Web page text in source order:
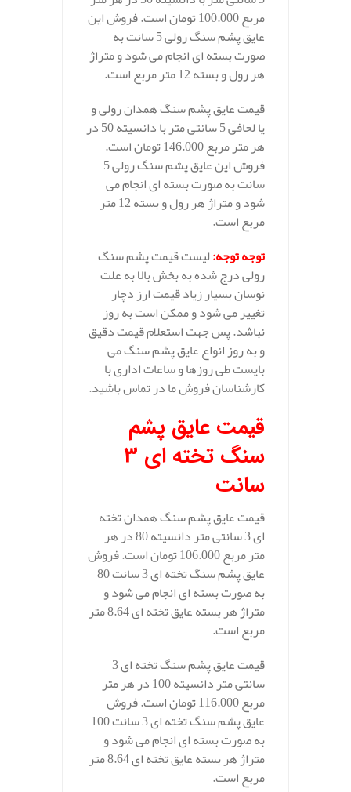
مربع 100.000 تومان است. فروش این
عایق پشم سنگ رولی 5 سانت به
صورت بسته ای انجام می شود و متراژ
هر رول و بسته 12 متر مربع است.
قیمت عایق پشم سنگ همدان رولی و
یا لحافی 5 سانتی متر با دانسیته 50 در
هر متر مربع 146.000 تومان است.
فروش این عایق پشم سنگ رولی 5
سانت به صورت بسته ای انجام می
شود و متراژ هر رول و بسته 12 متر
مربع است.
توجه توجه:لیست قیمت پشم سنگ
رولی درج شده به بخش بالا به علت
نوسان بسیار زیاد قیمت ارز دچار
تغییر می شود و ممکن است به روز
نباشد. پس جهت استعلام قیمت دقیق
و به روز انواع عایق پشم سنگ می
بایست طی روزها و ساعات اداری با
کارشناسان فروش ما در تماس باشید.
قیمت عایق پشم
سنگ تخته ای 3
سانت
قیمت عایق پشم سنگ همدان تخته
ای 3 سانتی متر دانسیته 80 در هر
متر مربع 106.000 تومان است. فروش
عایق پشم سنگ تخته ای 3 سانت 80
به صورت بسته ای انجام می شود و
متراژ هر بسته عایق تخته ای 8.64 متر
مربع است.
قیمت عایق پشم سنگ تخته ای 3
سانتی متر دانسیته 100 در هر متر
مربع 116.000 تومان است. فروش
عایق پشم سنگ تخته ای 3 سانت 100
به صورت بسته ای انجام می شود و
متراژ هر بسته عایق تخته ای 8.64 متر
مربع است.